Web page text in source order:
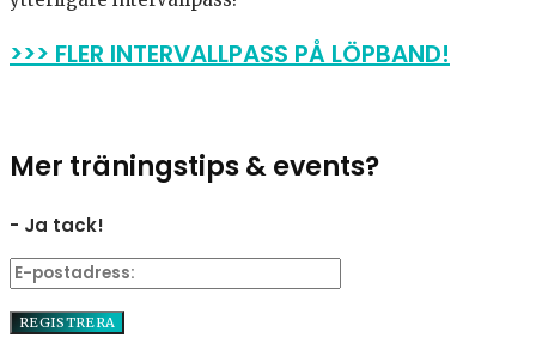
>>> FLER INTERVALLPASS PÅ LÖPBAND!
Mer träningstips & events?
- Ja tack!